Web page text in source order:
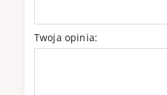
Twoja opinia: